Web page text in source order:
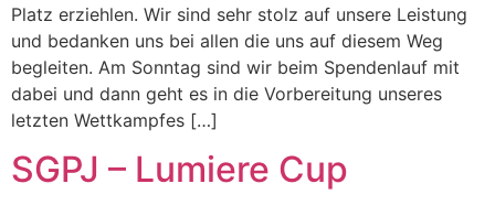
Platz erziehlen. Wir sind sehr stolz auf unsere Leistung
und bedanken uns bei allen die uns auf diesem Weg
begleiten. Am Sonntag sind wir beim Spendenlauf mit
dabei und dann geht es in die Vorbereitung unseres
letzten Wettkampfes […]
SGPJ – Lumiere Cup